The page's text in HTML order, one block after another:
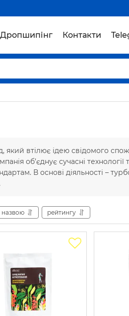
Дропшипінг Контакти
який втілює ідею свідомого
об’єднує сучасні
В основі діяльності –
назвою рейтингу